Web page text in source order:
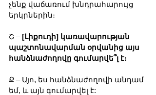
չենք վաճառում խնդրահարույց
երկրներին։
Շ – [Լիքուդի] կառավարության
պաշտոնավարման օրվանից այս
հանձնաժողովը գումարվե՞լ է։
Ք – Այո, ես հանձնաժողովի անդամ
եմ, և այն գումարվել է: